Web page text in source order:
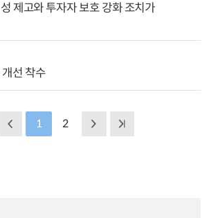
제고와 투자자 보호 강화 조치가
선 착수
1 2